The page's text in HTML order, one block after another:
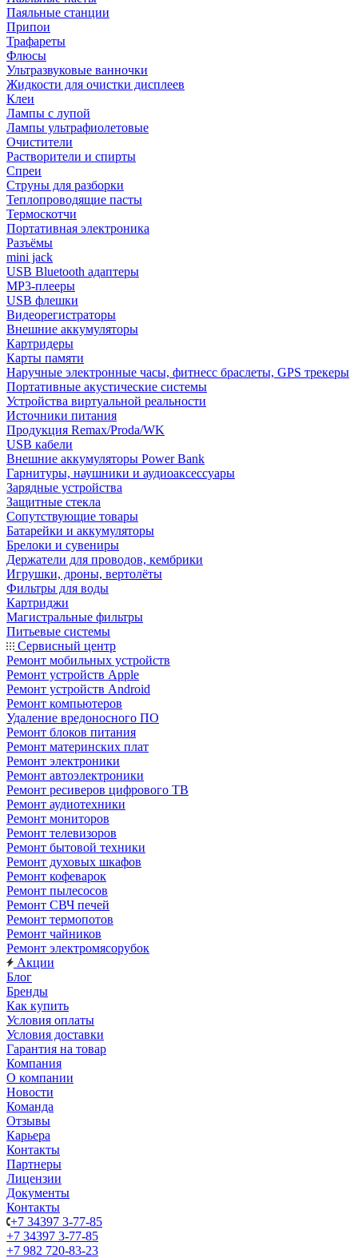
Паяльные станции
Припои
Трафареты
Флюсы
Ультразвуковые ванночки
Жидкости для очистки дисплеев
Клеи
Лампы с лупой
Лампы ультрафиолетовые
Очистители
Растворители и спирты
Спреи
Струны для разборки
Теплопроводящие пасты
Термоскотчи
Портативная электроника
Разъёмы
mini jack
USB Bluetooth адаптеры
MP3-плееры
USB флешки
Видеорегистраторы
Внешние аккумуляторы
Картридеры
Карты памяти
Наручные электронные часы, фитнесс браслеты, GPS трекеры
Портативные акустические системы
Устройства виртуальной реальности
Источники питания
Продукция Remax/Proda/WK
USB кабели
Внешние аккумуляторы Power Bank
Гарнитуры, наушники и аудиоаксессуары
Зарядные устройства
Защитные стекла
Сопутствующие товары
Батарейки и аккумуляторы
Брелоки и сувениры
Держатели для проводов, кембрики
Игрушки, дроны, вертолёты
Фильтры для воды
Картриджи
Магистральные фильтры
Питьевые системы
Сервисный центр
Ремонт мобильных устройств
Ремонт устройств Apple
Ремонт устройств Android
Ремонт компьютеров
Удаление вредоносного ПО
Ремонт блоков питания
Ремонт материнских плат
Ремонт электроники
Ремонт автоэлектроники
Ремонт ресиверов цифрового ТВ
Ремонт аудиотехники
Ремонт мониторов
Ремонт телевизоров
Ремонт бытовой техники
Ремонт духовых шкафов
Ремонт кофеварок
Ремонт пылесосов
Ремонт СВЧ печей
Ремонт термопотов
Ремонт чайников
Ремонт электромясорубок
Акции
Блог
Бренды
Как купить
Условия оплаты
Условия доставки
Гарантия на товар
Компания
О компании
Новости
Команда
Отзывы
Карьера
Контакты
Партнеры
Лицензии
Документы
Контакты
+7 34397 3-77-85
+7 34397 3-77-85
+7 982 720-83-23